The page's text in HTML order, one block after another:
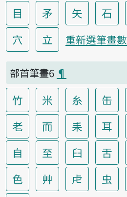
目
矛 矢 石
穴
立 重新選筆畫數
部首筆畫6 ¶
竹 米 糸 缶
老
而 耒 耳
自
至 臼 舌
色
艸 虍 虫